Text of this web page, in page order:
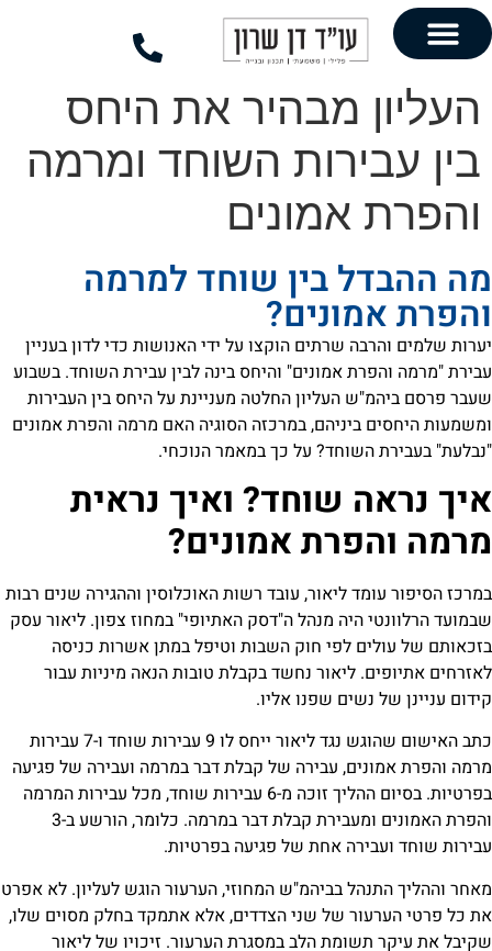
לתוכן
מבהיר את היחס
השוחד ומרמה
אמונים
בין שוחד למרמה
שרתים הוקצו על ידי האנושות כדי לדון בעניין
אמונים" והיחס בינה לבין עבירת השוחד. בשבוע
העליון החלטה מעניינת על היחס בין העבירות
ביניהם, במרכזה הסוגיה האם מרמה והפרת אמונים
על כך במאמר הנוכחי.
שוחד? ואיך נראית
אמונים?
ליאור, עובד רשות האוכלוסין וההגירה שנים רבות
היה מנהל ה"דסק האתיופי" במחוז צפון. ליאור עסק
לפי חוק השבות וטיפל במתן אשרות כניסה
ליאור נחשד בקבלת טובות הנאה מיניות עבור
שפנו אליו.
כתב האישום שהוגש נגד ליאור ייחס לו 9 עבירות שוחד ו-7 עבירות
עבירה של קבלת דבר במרמה ועבירה של פגיעה
בפרטיות. בסיום ההליך זוכה מ-6 עבירות שוחד, מכל עבירות המרמה
והפרת האמונים ומעבירת קבלת דבר במרמה. כלומר, הורשע ב-3
אחת של פגיעה בפרטיות.
בביהמ"ש המחוזי, הערעור הוגש לעליון. לא אפרט
של שני הצדדים, אלא אתמקד בחלק מסוים שלו,
הלב במסגרת הערעור. זיכויו של ליאור